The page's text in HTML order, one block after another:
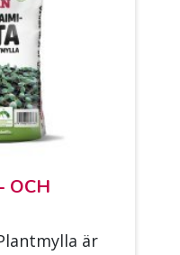
OCH
är